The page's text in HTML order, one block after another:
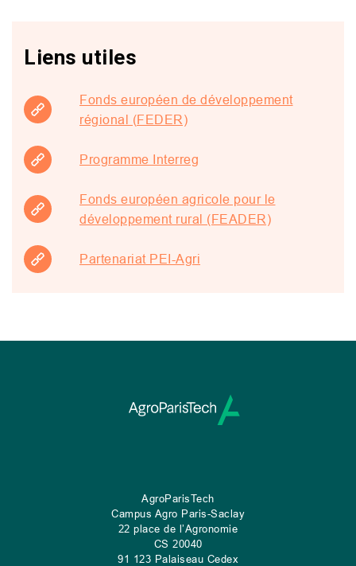
Liens utiles
Fonds européen de développement
régional (FEDER)
Programme Interreg
Fonds européen agricole pour le
développement rural (FEADER)
Partenariat PEI-Agri
AgroParisTech
Campus Agro Paris-Saclay
22 place de l’Agronomie
CS 20040
91 123 Palaiseau Cedex